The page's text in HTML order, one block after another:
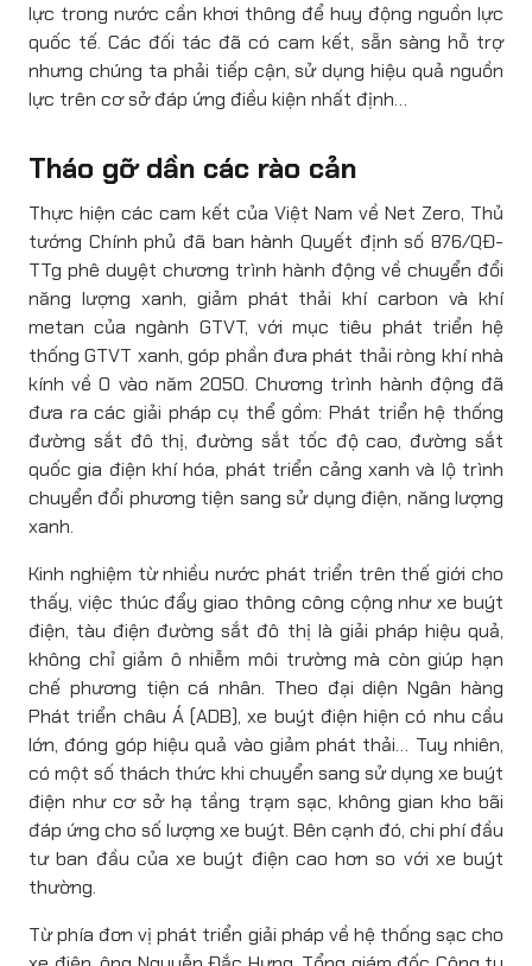
lực trong nước cần khơi thông để huy động nguồn lực
quốc tế. Các đối tác đã có cam kết, sẵn sàng hỗ trợ
nhưng chúng ta phải tiếp cận, sử dụng hiệu quả nguồn
lực trên cơ sở đáp ứng điều kiện nhất định…
Tháo gỡ dần các rào cản
Thực hiện các cam kết của Việt Nam về Net Zero, Thủ
tướng Chính phủ đã ban hành Quyết định số 876/QĐ-
TTg phê duyệt chương trình hành động về chuyển đổi
năng lượng xanh, giảm phát thải khí carbon và khí
metan của ngành GTVT, với mục tiêu phát triển hệ
thống GTVT xanh, góp phần đưa phát thải ròng khí nhà
kính về 0 vào năm 2050. Chương trình hành động đã
đưa ra các giải pháp cụ thể gồm: Phát triển hệ thống
đường sắt đô thị, đường sắt tốc độ cao, đường sắt
quốc gia điện khí hóa, phát triển cảng xanh và lộ trình
chuyển đổi phương tiện sang sử dụng điện, năng lượng
xanh.
Kinh nghiệm từ nhiều nước phát triển trên thế giới cho
thấy, việc thúc đẩy giao thông công cộng như xe buýt
điện, tàu điện đường sắt đô thị là giải pháp hiệu quả,
không chỉ giảm ô nhiễm môi trường mà còn giúp hạn
chế phương tiện cá nhân. Theo đại diện Ngân hàng
Phát triển châu Á (ADB), xe buýt điện hiện có nhu cầu
lớn, đóng góp hiệu quả vào giảm phát thải… Tuy nhiên,
có một số thách thức khi chuyển sang sử dụng xe buýt
điện như cơ sở hạ tầng trạm sạc, không gian kho bãi
đáp ứng cho số lượng xe buýt. Bên cạnh đó, chi phí đầu
tư ban đầu của xe buýt điện cao hơn so với xe buýt
thường.
Từ phía đơn vị phát triển giải pháp về hệ thống sạc cho